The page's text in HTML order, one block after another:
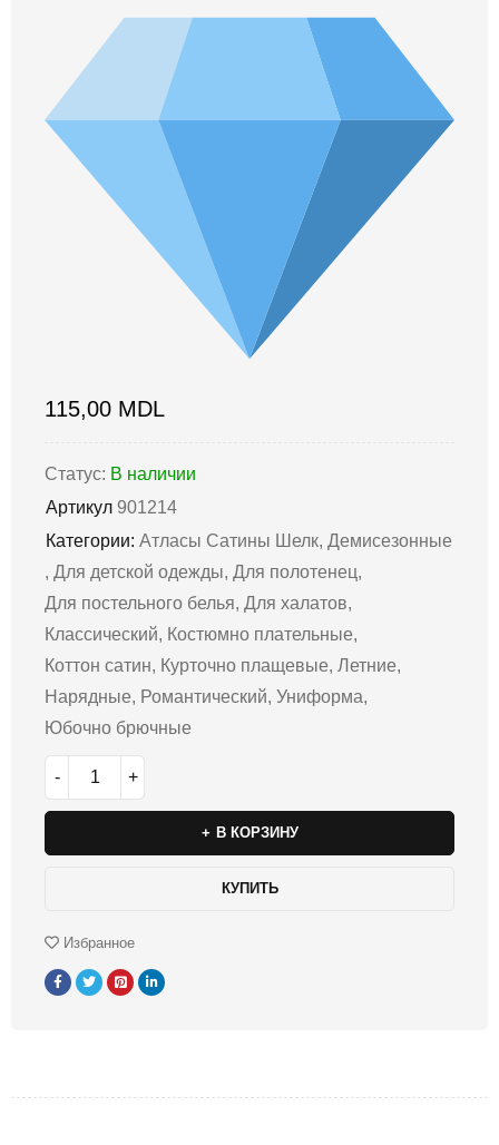
115,00 MDL
Статус: В наличии
Артикул 901214
Категории: Атласы Сатины Шелк, Демисезонные
, Для детской одежды, Для полотенец,
Для постельного белья, Для халатов,
Классический, Костюмно плательные,
Коттон сатин, Курточно плащевые, Летние,
Нарядные, Романтический, Униформа,
Юбочно брючные
В КОРЗИНУ
КУПИТЬ
Избранное